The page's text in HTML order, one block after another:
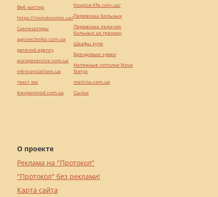
О проекте
Реклама на "Протокол"
"Протокол" без реклами!
Карта сайта
Веб мастер
https://motokosmos.ua/
Синтезаторы
agrotechnika.com.ua
perevod.agency
europeservice.com.ua
mk-translations.ua
текст юа
kievperevod.com.ua
hospice-life.com.ua/
Перевозка больных
Перевозка лежачих
больных за границу
Шкафы купе
Брендовые сумки
Натяжные потолки Nova
Stelya
maltina.com.ua
Cылки